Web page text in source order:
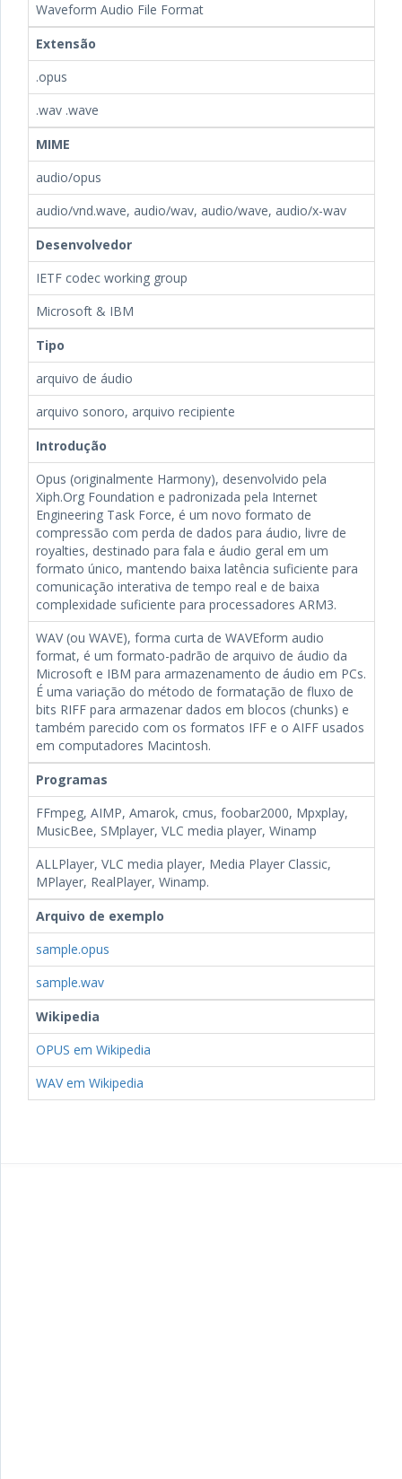
Waveform Audio File Format
Extensão
.opus
.wav .wave
MIME
audio/opus
audio/vnd.wave, audio/wav, audio/wave, audio/x-wav
Desenvolvedor
IETF codec working group
Microsoft & IBM
Tipo
arquivo de áudio
arquivo sonoro, arquivo recipiente
Introdução
Opus (originalmente Harmony), desenvolvido pela
Xiph.Org Foundation e padronizada pela Internet
Engineering Task Force, é um novo formato de
compressão com perda de dados para áudio, livre de
royalties, destinado para fala e áudio geral em um
formato único, mantendo baixa latência suficiente para
comunicação interativa de tempo real e de baixa
complexidade suficiente para processadores ARM3.
WAV (ou WAVE), forma curta de WAVEform audio
format, é um formato-padrão de arquivo de áudio da
Microsoft e IBM para armazenamento de áudio em PCs.
É uma variação do método de formatação de fluxo de
bits RIFF para armazenar dados em blocos (chunks) e
também parecido com os formatos IFF e o AIFF usados
em computadores Macintosh.
Programas
FFmpeg, AIMP, Amarok, cmus, foobar2000, Mpxplay,
MusicBee, SMplayer, VLC media player, Winamp
ALLPlayer, VLC media player, Media Player Classic,
MPlayer, RealPlayer, Winamp.
Arquivo de exemplo
sample.opus
sample.wav
Wikipedia
OPUS em Wikipedia
WAV em Wikipedia